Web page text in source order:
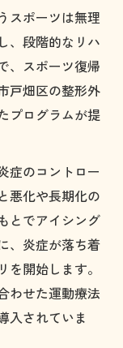
スポーツは無理
、段階的なリハ
、スポーツ復帰
戸畑区の整形外
プログラムが提
症のコントロー
悪化や長期化の
とでアイシング
、炎症が落ち着
開始します。
わせた運動療法
入されていま